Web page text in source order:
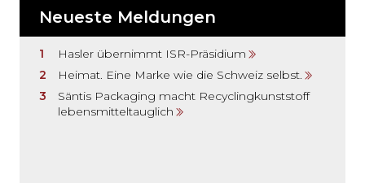
Neueste Meldungen
Hasler übernimmt ISR-Präsidium
Heimat. Eine Marke wie die Schweiz selbst.
Säntis Packaging macht Recyclingkunststoff
lebensmitteltauglich